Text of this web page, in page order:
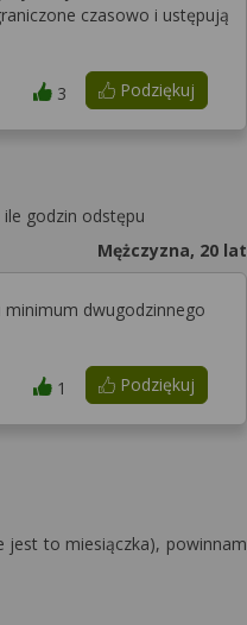
czasowo i ustępują
Podziękuj
3
godzin odstępu
Mężczyzna, 20 lat
minimum dwugodzinnego
Podziękuj
1
jest to miesiączka), powinnam